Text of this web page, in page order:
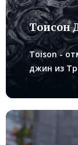
Тoисoн
Toison -
джин из